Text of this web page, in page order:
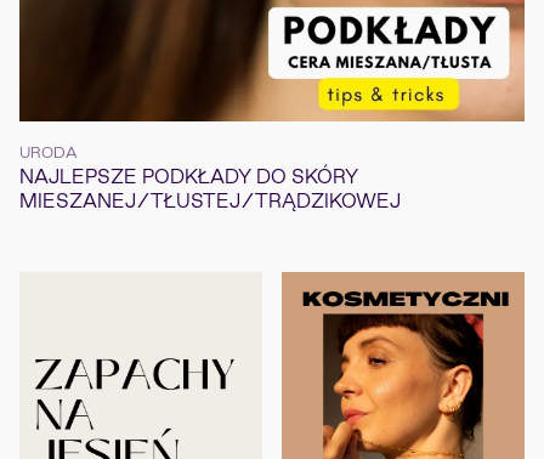
URODA
NAJLEPSZE PODKŁADY DO SKÓRY
MIESZANEJ/TŁUSTEJ/TRĄDZIKOWEJ